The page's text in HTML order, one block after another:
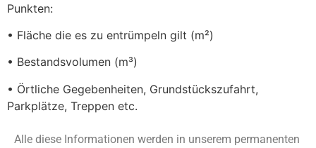
Punkten:
• Fläche die es zu entrümpeln gilt (m²)
• Bestandsvolumen (m³)
• Örtliche Gegebenheiten, Grundstückszufahrt,
Parkplätze, Treppen etc.
Alle diese Informationen werden in unserem permanenten